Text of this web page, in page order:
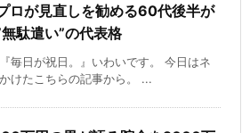
ロが見直しを勧める60代後半が
駄遣い”の代表格
毎日が祝日。』いわいです。 今日はネ
けたこちらの記事から。 ...